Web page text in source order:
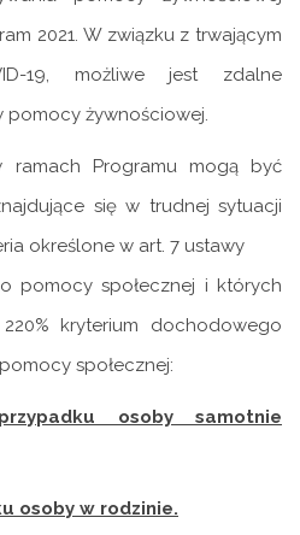
2021. W związku z trwającym
19, możliwe jest zdalne
żywnościowej.
ramach Programu mogą być
się w trudnej sytuacji
określone w art. 7 ustawy
pomocy społecznej i których
kryterium dochodowego
społecznej:
osoby samotnie
osoby w rodzinie.